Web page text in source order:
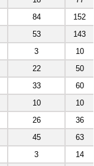
84
152
53
143
3
10
22
50
33
60
10
10
26
36
45
63
3
14